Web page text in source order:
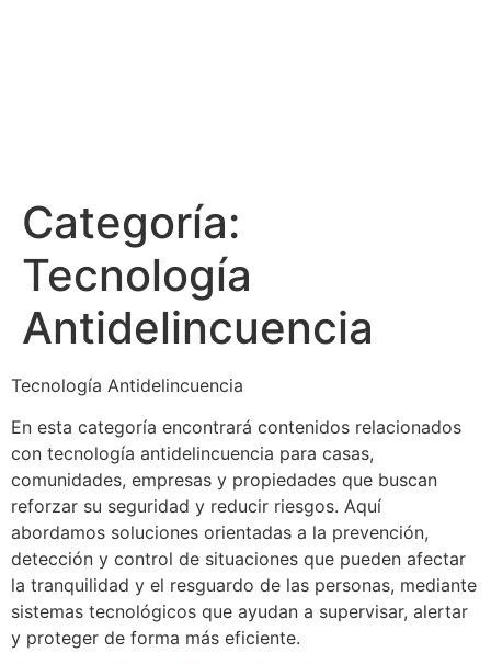
Categoría:
Tecnología
Antidelincuencia
Tecnología Antidelincuencia
En esta categoría encontrará contenidos relacionados
con tecnología antidelincuencia para casas,
comunidades, empresas y propiedades que buscan
reforzar su seguridad y reducir riesgos. Aquí
abordamos soluciones orientadas a la prevención,
detección y control de situaciones que pueden afectar
la tranquilidad y el resguardo de las personas, mediante
sistemas tecnológicos que ayudan a supervisar, alertar
y proteger de forma más eficiente.